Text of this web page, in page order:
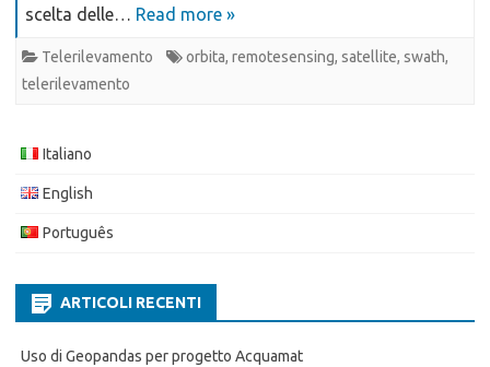
scelta delle… Read more »
Telerilevamento orbita, remotesensing, satellite, swath,
telerilevamento
Italiano
English
Português
ARTICOLI RECENTI
Uso di Geopandas per progetto Acquamat